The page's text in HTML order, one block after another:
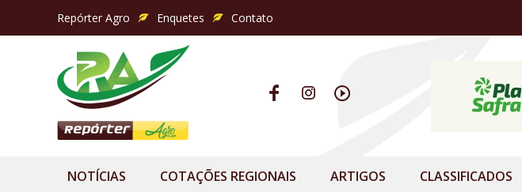
Repórter Agro Enquetes Contato
NOTÍCIAS COTAÇÕES REGIONAIS ARTIGOS CLASSIFICADOS